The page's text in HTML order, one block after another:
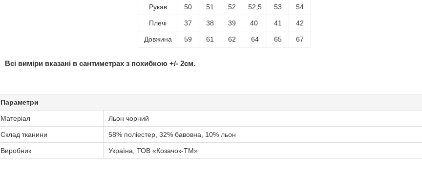
Рукав 50 51 52 52,5 53 54
Плечі 37 38 39 40 41 42
Довжина 59 61 62 64 65 67
Всі виміри вказані в сантиметрах з похибкою +/- 2см.
Параметри
Матеріал Льон чорний
Склад тканини 58% поліестер, 32% бавовна, 10% льон
Виробник Україна, ТОВ «Козачок-ТМ»